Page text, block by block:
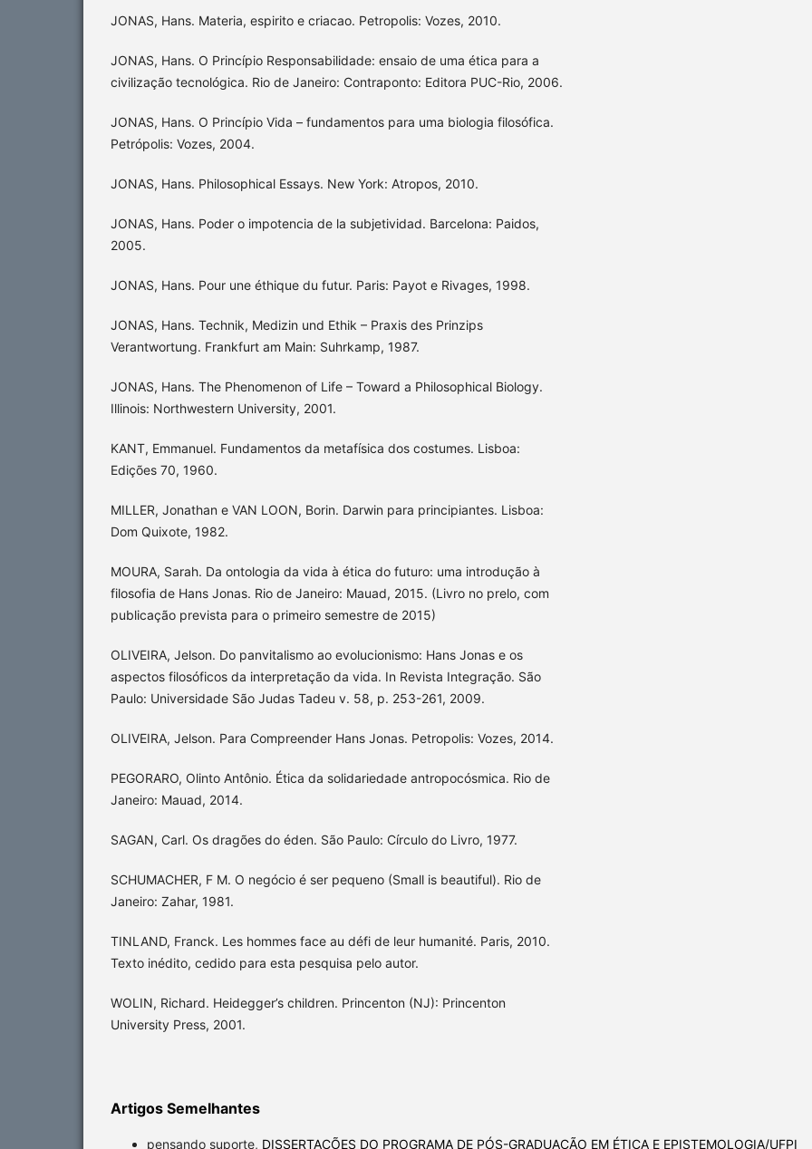
JONAS, Hans. Materia, espirito e criacao. Petropolis: Vozes, 2010.
JONAS, Hans. O Princípio Responsabilidade: ensaio de uma ética para a
civilização tecnológica. Rio de Janeiro: Contraponto: Editora PUC-Rio, 2006.
JONAS, Hans. O Princípio Vida – fundamentos para uma biologia filosófica.
Petrópolis: Vozes, 2004.
JONAS, Hans. Philosophical Essays. New York: Atropos, 2010.
JONAS, Hans. Poder o impotencia de la subjetividad. Barcelona: Paidos,
2005.
JONAS, Hans. Pour une éthique du futur. Paris: Payot e Rivages, 1998.
JONAS, Hans. Technik, Medizin und Ethik – Praxis des Prinzips
Verantwortung. Frankfurt am Main: Suhrkamp, 1987.
JONAS, Hans. The Phenomenon of Life – Toward a Philosophical Biology.
Illinois: Northwestern University, 2001.
KANT, Emmanuel. Fundamentos da metafísica dos costumes. Lisboa:
Edições 70, 1960.
MILLER, Jonathan e VAN LOON, Borin. Darwin para principiantes. Lisboa:
Dom Quixote, 1982.
MOURA, Sarah. Da ontologia da vida à ética do futuro: uma introdução à
filosofia de Hans Jonas. Rio de Janeiro: Mauad, 2015. (Livro no prelo, com
publicação prevista para o primeiro semestre de 2015)
OLIVEIRA, Jelson. Do panvitalismo ao evolucionismo: Hans Jonas e os
aspectos filosóficos da interpretação da vida. In Revista Integração. São
Paulo: Universidade São Judas Tadeu v. 58, p. 253-261, 2009.
OLIVEIRA, Jelson. Para Compreender Hans Jonas. Petropolis: Vozes, 2014.
PEGORARO, Olinto Antônio. Ética da solidariedade antropocósmica. Rio de
Janeiro: Mauad, 2014.
SAGAN, Carl. Os dragões do éden. São Paulo: Círculo do Livro, 1977.
SCHUMACHER, F M. O negócio é ser pequeno (Small is beautiful). Rio de
Janeiro: Zahar, 1981.
TINLAND, Franck. Les hommes face au défi de leur humanité. Paris, 2010.
Texto inédito, cedido para esta pesquisa pelo autor.
WOLIN, Richard. Heidegger’s children. Princenton (NJ): Princenton
University Press, 2001.
Artigos Semelhantes
pensando suporte, DISSERTAÇÕES DO PROGRAMA DE PÓS-GRADUAÇÃO EM ÉTICA E EPISTEMOLOGIA/UFPI